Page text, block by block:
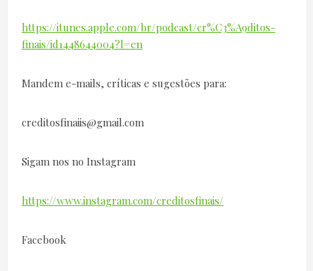
https://itunes.apple.com/br/podcast/cr%C3%A9ditos-
finais/id1448644004?l=en
Mandem e-mails, críticas e sugestões para:
creditosfinaiis@gmail.com
Sigam nos no Instagram
https://www.instagram.com/creditosfinais/
Facebook